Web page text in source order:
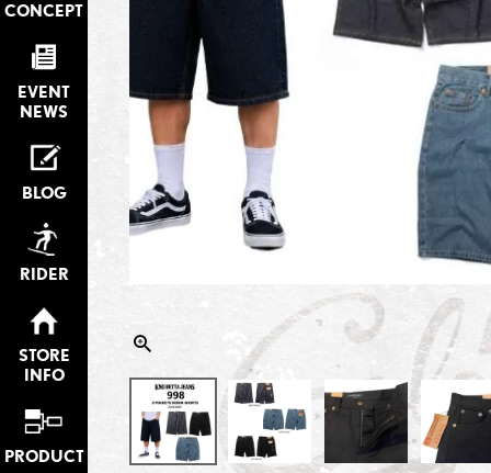
CONCEPT
EVENT
NEWS
BLOG
RIDER
STORE
INFO
PRODUCT